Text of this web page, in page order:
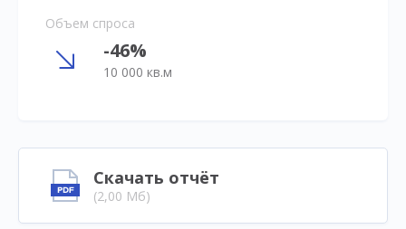
Объем спроса
-46%
10 000 кв.м
Скачать отчёт
(2,00 Мб)